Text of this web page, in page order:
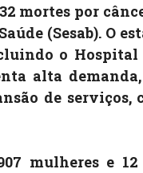
mortes por
(Sesab). O
o
alta
de serviços,
mulheres e 12